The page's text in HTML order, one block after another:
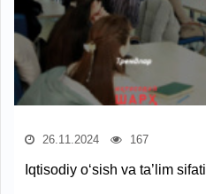
26.11.2024 167
Iqtisodiy o‘sish va ta’lim sifati